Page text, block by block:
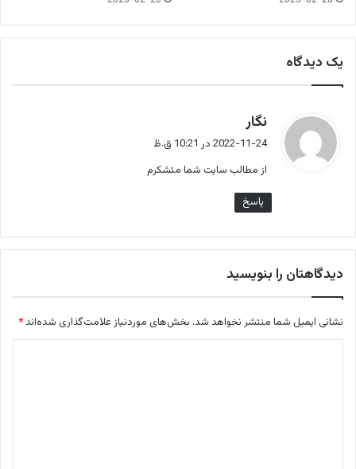
یک دیدگاه
نگار
ف
:
2022-11-24 در 10:21 ق.ظ
از مطالب سایت شما متشکرم
پاسخ
دیدگاهتان را بنویسید
نشانی ایمیل شما منتشر نخواهد شد. بخش‌های موردنیاز علامت‌گذاری شده‌اند *